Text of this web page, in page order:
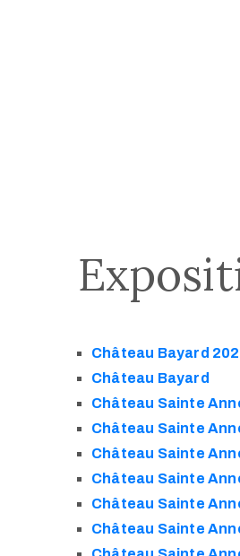
Château Bayard
Château Bayard
Château Sainte
Château Sainte
Château Sainte
Château Sainte
Château Sainte
Château Sainte